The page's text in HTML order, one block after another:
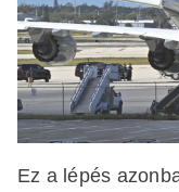
Ez a lépés